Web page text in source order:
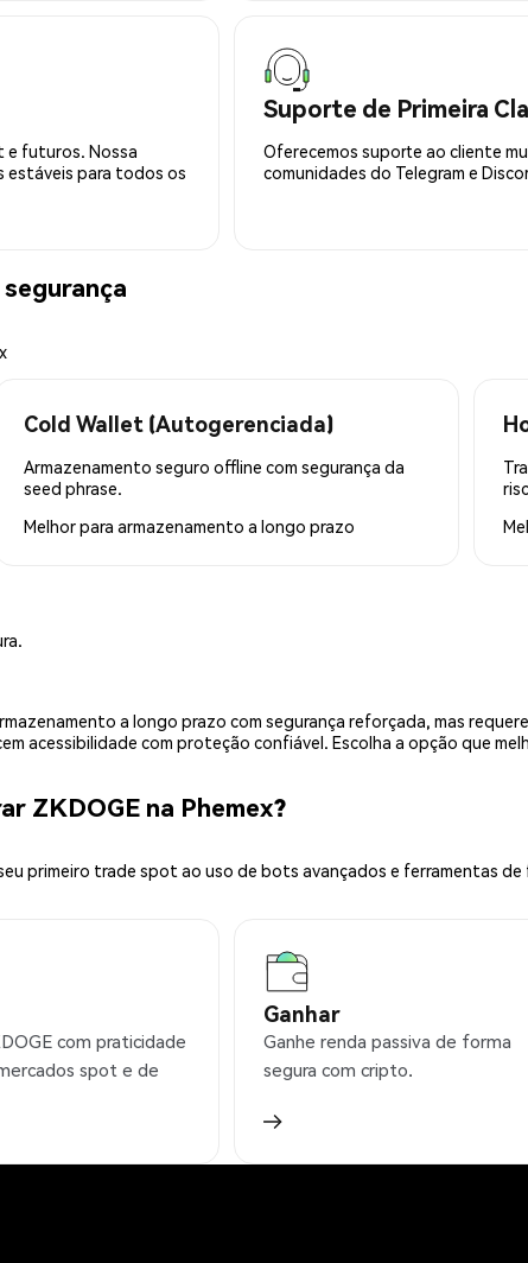
e futuros. Nossa
estáveis para todos os
Suporte de Primeira
Oferecemos suporte ao cliente
comunidades do Telegram e
Cold Wallet (Autogerenciada)
Armazenamento seguro offline com segurança da
seed phrase.
Melhor para armazenamento a longo prazo
a longo prazo com segurança reforçada, mas
acessibilidade com proteção confiável. Escolha a opção que
ZKDOGE na Phemex?
primeiro trade spot ao uso de bots avançados e ferramentas
com praticidade
spot e de
Ganhar
Ganhe renda passiva de forma
segura com cripto.